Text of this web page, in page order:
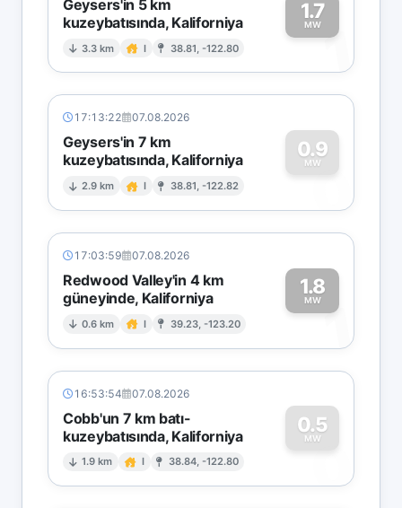
Geysers'in 5 km
kuzeybatısında, Kaliforniya
3.3 km I 38.81, -122.80
1.7
MW1
17:13:22 07.08.2026
Geysers'in 7 km
kuzeybatısında, Kaliforniya
2.9 km I 38.81, -122.82
0.9
MW
0
17:03:59 07.08.2026
Redwood Valley'in 4 km
güneyinde, Kaliforniya
0.6 km I 39.23, -123.20
1.8
MW1
16:53:54 07.08.2026
Cobb'un 7 km batı-
kuzeybatısında, Kaliforniya
1.9 km I 38.84, -122.80
0.5
MW
0